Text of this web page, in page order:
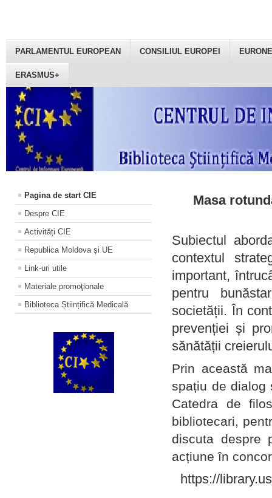
PARLAMENTUL EUROPEAN CONSILIUL EUROPEI
ERASMUS+
Pagina de start CIE
Despre CIE
Activități CIE
Republica Moldova și UE
Link-uri utile
Materiale promoţionale
Biblioteca Științifică Medicală
Masa
Subiectul
contextul
important,
pentru
societății. În
prevenției și
sănătății
Prin această
spațiu de dialog
Catedra de
bibliotecari,
discuta despre
acțiune în
https://